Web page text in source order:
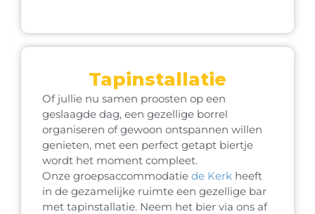
Tapinstallatie
Of jullie nu samen proosten op een
geslaagde dag, een gezellige borrel
organiseren of gewoon ontspannen willen
genieten, met een perfect getapt biertje
wordt het moment compleet.
Onze groepsaccommodatie de Kerk heeft
in de gezamelijke ruimte een gezellige bar
met tapinstallatie. Neem het bier via ons af